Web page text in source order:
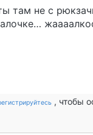
там не с
, чтобы